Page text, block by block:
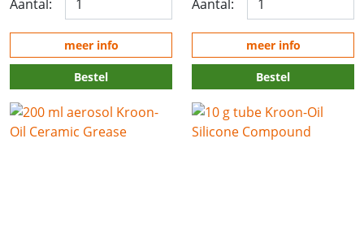
Aantal:
meer info
Bestel
Aantal:
meer info
Bestel